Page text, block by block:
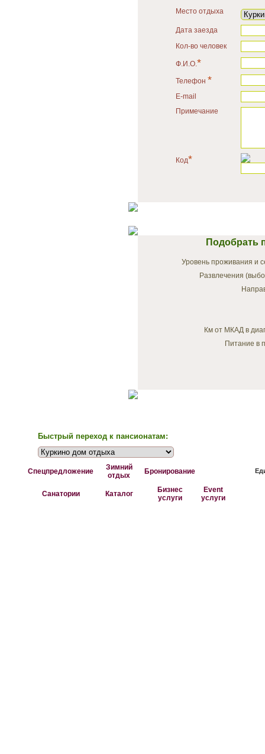
Место отдыха
Дата заезда
Кол-во человек
Ф.И.О.*
Телефон *
E-mail
Примечание
Код*
Подобрать
Уровень проживания и
Развлечения
Км от МКАД в
Питание в
Быстрый переход к пансионатам:
Спецпредложение
Зимний
отдых
Бронирование
Санатории Каталог
Бизнес
услуги
Event
услуги